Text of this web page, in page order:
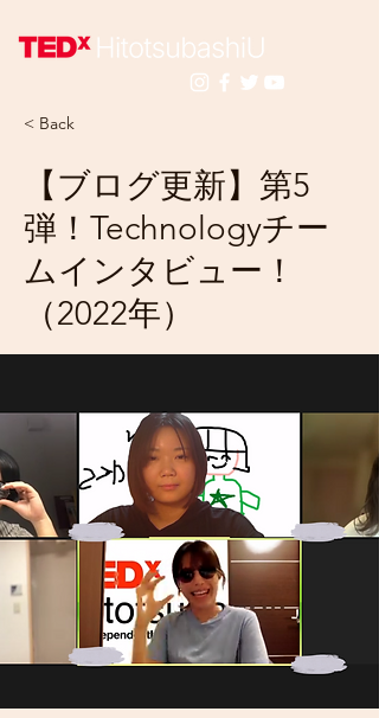
< Back
【ブログ更新】第5
弾！Technologyチー
ムインタビュー！
（2022年）